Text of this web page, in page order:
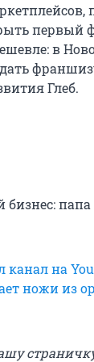
первый
в
Глеб.
папа
канал на
ножи из